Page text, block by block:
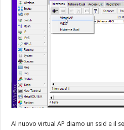
Al nuovo virtual AP diamo un ssid e il